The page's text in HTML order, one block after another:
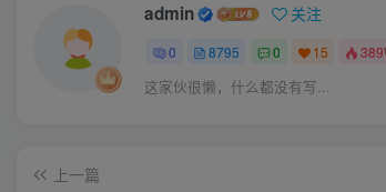
admin 关注
0 8795 0 15
这家伙很懒，什么都没有写...
上一篇